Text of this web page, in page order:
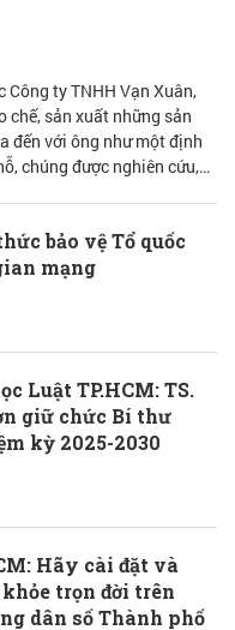
ty TNHH Vạn Xuân,
chế, sản xuất những sản
đến với ông như một định
chúng được nghiên cứu,
bảo vệ Tổ quốc
mạng
Luật TP.HCM: TS.
giữ chức Bí thư
kỳ 2025-2030
Hãy cài đặt và
trọn đời trên
dân số Thành phố